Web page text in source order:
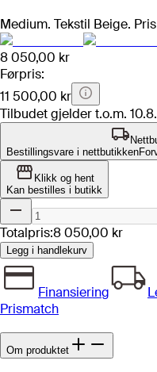
Medium. Tekstil Beige.
8 050,00 kr
Førpris:
11 500,00 kr
Tilbudet gjelder t.o.m.
Bestillingsvare i nettbutikken
Klikk og hent
Kan bestilles i butikk
Totalpris:8 050,00 kr
Legg i handlekurv
Finansiering
Prismatch
Om produktet